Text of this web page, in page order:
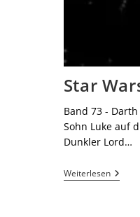
Star
Band 73 -
Sohn Luke auf
Dunkler Lord…
Weiterlesen